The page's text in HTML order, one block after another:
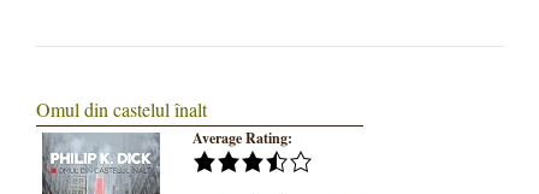
Omul din castelul înalt
Average Rating: